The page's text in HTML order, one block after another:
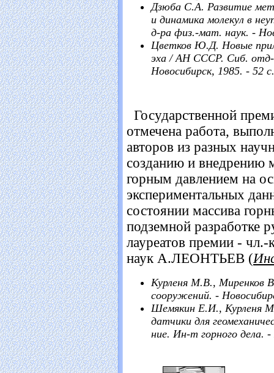
Дзюба С.А. Развитие
и динамика молекул в
д-ра физ.-мат. наук. -
Цветков Ю.Д. Новые
эха / АН СССР. Сиб. отд-
Новосибирск, 1985. - 52 с.
Государственной
отмечена работа,
авторов из разных
созданию и внедрению
горным давлением на
экспериментальных
состоянии массива
подземной разработке
лауреатов премии -
наук А.ЛЕОНТЬЕВ (
Курленя М.В., Миренков
сооружений. -
Шемякин Е.И., Курленя
датчики для
ние. Ин-т горного дела.